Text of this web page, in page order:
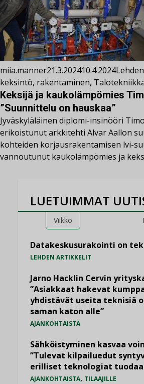
miia.manner21.3.202410.4.2024
keksintö, rakentaminen,
Keksijä ja kaukolämpömies
”Suunnittelu on hauskaa”
Jyväskyläläinen diplomi-insinööri
erikoistunut arkkitehti Alvar Aallon
kohteiden korjausrakentamisen lvi-
vannoutunut kaukolämpömies ja
LUETUIMMAT
Viikko
Datakeskusurakointi on
LEHDEN ARTIKKELIT
Jarno Hacklin Cervin
”Asiakkaat hakevat
yhdistävät useita teknisiä
saman katon alle”
AJANKOHTAISTA
Sähköistyminen kasvaa
”Tulevat kilpailuedut
erilliset teknologiat
AJANKOHTAISTA, TILAAJILLE